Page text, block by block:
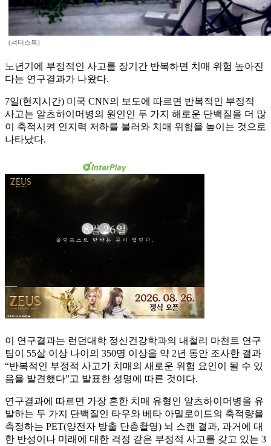
(셔터스톡)
노년기에 부정적인 사고를 장기간 반복하면 치매 위험 높아진
다는 연구결과가 나왔다.
7일(현지시간) 미국 CNN의 보도에 따르면 반복적인 부정적
사고는 알츠하이머병의 원인인 두 가지 해로운 단백질을 더 많
이 축적시켜 인지력 저하를 불러와 치매 위험을 높이는 것으로
나타났다.
이 연구결과는 런던대학 정신건강학과의 내철리 마천트 연구
팀이 55살 이상 나이의 350명 이상을 약 2년 동안 조사한 결과
“반복적인 부정적 사고가 치매의 새로운 위험 요인이 될 수 있
음을 발견했다”고 발표한 성명에 따른 것이다.
연구결과에 따르면 가장 흔한 치매 유형인 알츠하이머병을 유
발하는 두 가지 단백질인 타우와 베타 아밀로이드의 축적량을
측정하는 PET(양전자 방출 단층촬영) 뇌 스캔 결과, 과거에 대
한 반성이나 미래에 대한 걱정 같은 부정적 사고를 갖고 있는 3